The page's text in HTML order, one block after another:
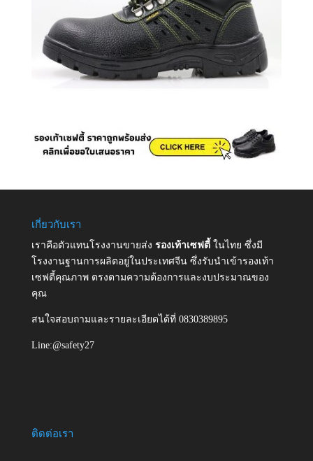
เกี่ยวกับเรา
เราคือตัวแทนโรงงานขายส่ง รองเท้าเซฟตี้ ในไทย ซึ่งมี
โรงงานฐานการผลิตอยู่ในประเทศจีน ซึ่งรับนำเข้ารองเท้า
เซฟตี้คุณภาพ ตรงตามความต้องการและงบประมาณของ
คุณ
สนใจสอบถามและรายละเอียดได้ที่ 0830389895
Line:@safety27
ติดต่อเรา